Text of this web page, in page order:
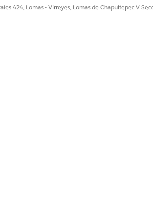
424, Lomas - Virreyes, Lomas de Chapultepec V